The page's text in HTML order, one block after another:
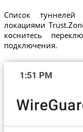
Список
локациями
коснитесь
подключения.